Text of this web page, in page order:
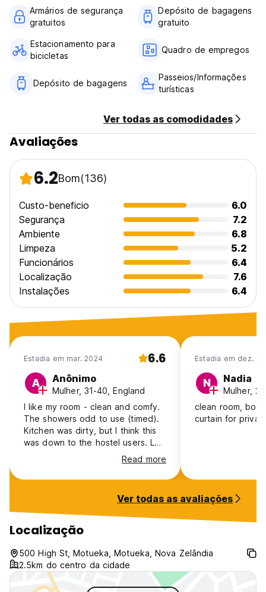
Armários de segurança
gratuitos
Depósito de bagagens
gratuito
Estacionamento para
bicicletas
Quadro de empregos
Depósito de bagagens
Passeios/Informações
turísticas
Ver todas as comodidades
Avaliações
6.2Bom(136)
Custo-beneficio
6.0
Segurança
7.2
Ambiente
6.8
Limpeza
5.2
Funcionários
6.4
Localização
7.6
Instalações
6.4
Estadia em mar. 2024 6.6
A Anônimo
Mulher, 31-40, England
I like my room - clean and comfy.
The showers odd to use (timed).
Kitchen was dirty, but I think this
was down to the hostel users. Lot
of long term stayers, brings a
weird vibe to the place. Loved
going to to the market on Sunday,
Staff could not be bothered,
basically non-existent. Says its
child friendly, but I would not bring
my child here.
Read more
Estadia em dez.
N Nadia
Mulher,
clean room,
curtain for
Ver todas as avaliações
Localização
500 High St, Motueka, Motueka, Nova Zelândia
2.5km do centro da cidade